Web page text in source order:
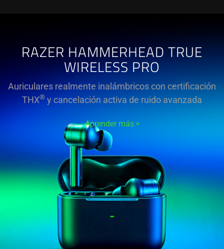
RAZER HAMMERHEAD TRUE
WIRELESS PRO
Auriculares realmente inalámbricos con certificación
THX® y cancelación activa de ruido avanzada
Aprender más